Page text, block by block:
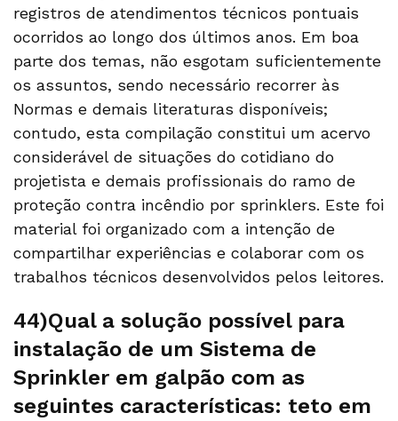
registros de atendimentos técnicos pontuais
ocorridos ao longo dos últimos anos. Em boa
parte dos temas, não esgotam suficientemente
os assuntos, sendo necessário recorrer às
Normas e demais literaturas disponíveis;
contudo, esta compilação constitui um acervo
considerável de situações do cotidiano do
projetista e demais profissionais do ramo de
proteção contra incêndio por sprinklers. Este foi
material foi organizado com a intenção de
compartilhar experiências e colaborar com os
trabalhos técnicos desenvolvidos pelos leitores.
44)Qual a solução possível para
instalação de um Sistema de
Sprinkler em galpão com as
seguintes características: teto em